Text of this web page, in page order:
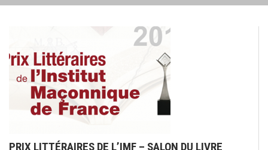
PRIX LITTÉRAIRES DE L’IMF – SALON DU LIVRE